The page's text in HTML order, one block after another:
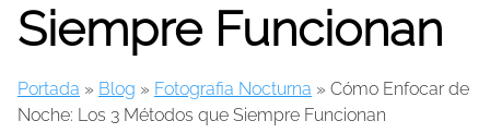
Siempre Funcionan
Portada » Blog » Fotografia Nocturna » Cómo Enfocar de
Noche: Los 3 Métodos que Siempre Funcionan